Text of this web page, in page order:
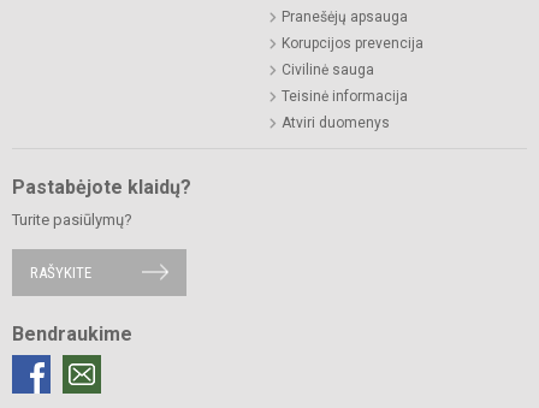
Pranešėjų apsauga
Korupcijos prevencija
Civilinė sauga
Teisinė informacija
Atviri duomenys
Pastabėjote klaidų?
Turite pasiūlymų?
RAŠYKITE
Bendraukime